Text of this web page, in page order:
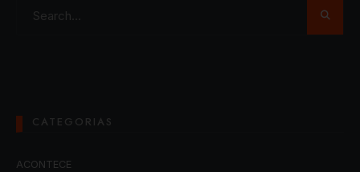
CATEGORIAS
ACONTECE